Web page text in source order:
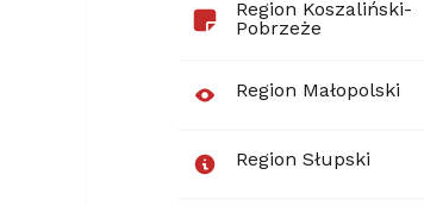
Region Koszaliński-
Pobrzeże
Region Małopolski
Region Słupski